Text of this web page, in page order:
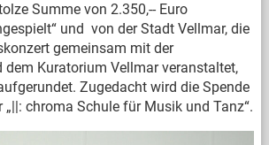
Summe von 2.350,-- Euro
und von der Stadt Vellmar, die
gemeinsam mit der
dem Kuratorium Vellmar veranstaltet,
Zugedacht wird die Spende
„||: chroma Schule für Musik und Tanz“.